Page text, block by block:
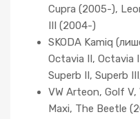
Cupra (2005-),
III (2004-)
SKODA Kamiq
Octavia II, Octavia
Superb II, Superb
VW Arteon, Golf V,
Maxi, The Beetle